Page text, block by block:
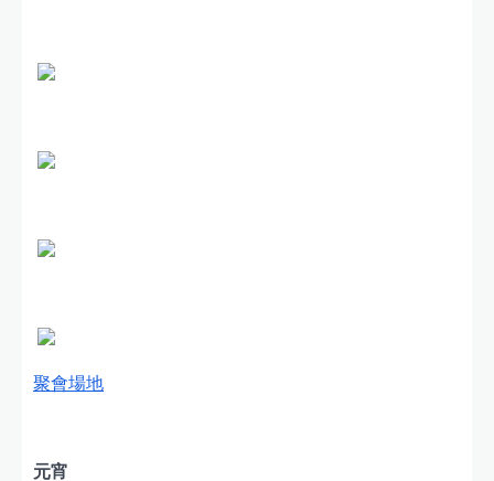
聚會場地
元宵